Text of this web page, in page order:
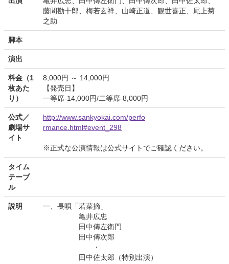
藤間勘十郎、梅若玄祥、山崎正道、観世喜正、尾上菊
之助
脚本
演出
料金（1
枚あた
り）
8,000円 ～ 14,000円
【発売日】
一等席-14,000円/二等席-8,000円
公式／
劇場サ
イト
http://www.sankyokai.com/perfo
rmance.html#event_298
※正式な公演情報は公式サイトでご確認ください。
タイム
テーブ
ル
説明
一、長唄「若菜摘」
亀井広忠
田中傳左衛門
田中傳次郎
・
田中佐太郎（特別出演）